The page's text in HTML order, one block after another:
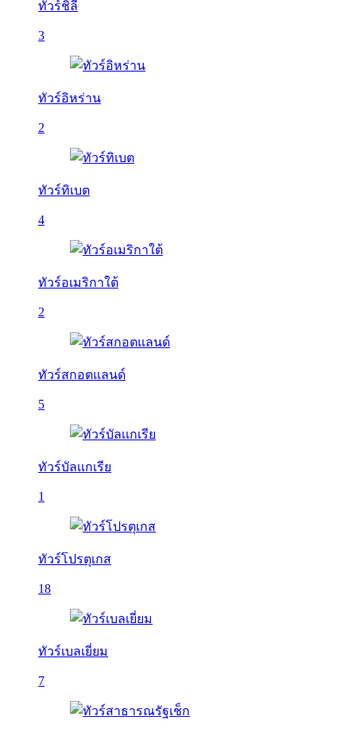
ทัวร์ชิลี
3
ทัวร์อิหร่าน
2
ทัวร์ทิเบต
4
ทัวร์อเมริกาใต้
2
ทัวร์สกอตแลนด์
5
ทัวร์บัลเเกเรีย
1
ทัวร์โปรตุเกส
18
ทัวร์เบลเยี่ยม
7